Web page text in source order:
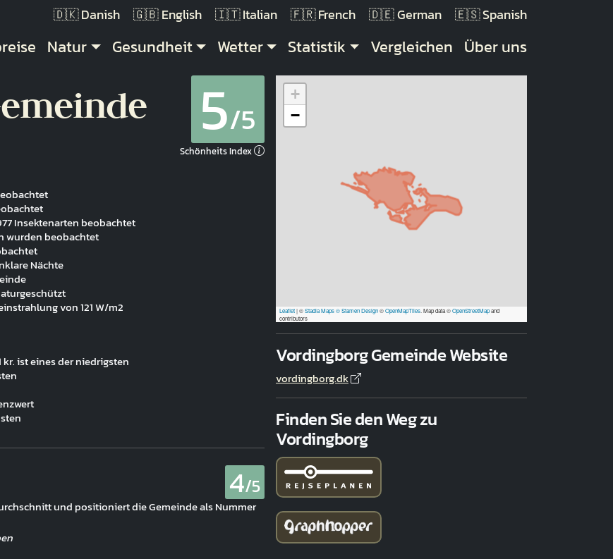
Danish English Italian French German Spanish
Natur Gesundheit Wetter Statistik Vergleichen Über uns
5/5
Schönheits Index
Insektenarten beobachtet
wurden beobachtet
Nächte
von 121 W/m2
ist eines der niedrigsten
4/5
und positioniert die Gemeinde als Nummer
+
−
Leaflet|©Stadia Maps© Stamen Design©OpenMapTiles . Map data ©OpenStreetMapand
contributors
Vordingborg Gemeinde Website
vordingborg.dk
Finden Sie den Weg zu
Vordingborg